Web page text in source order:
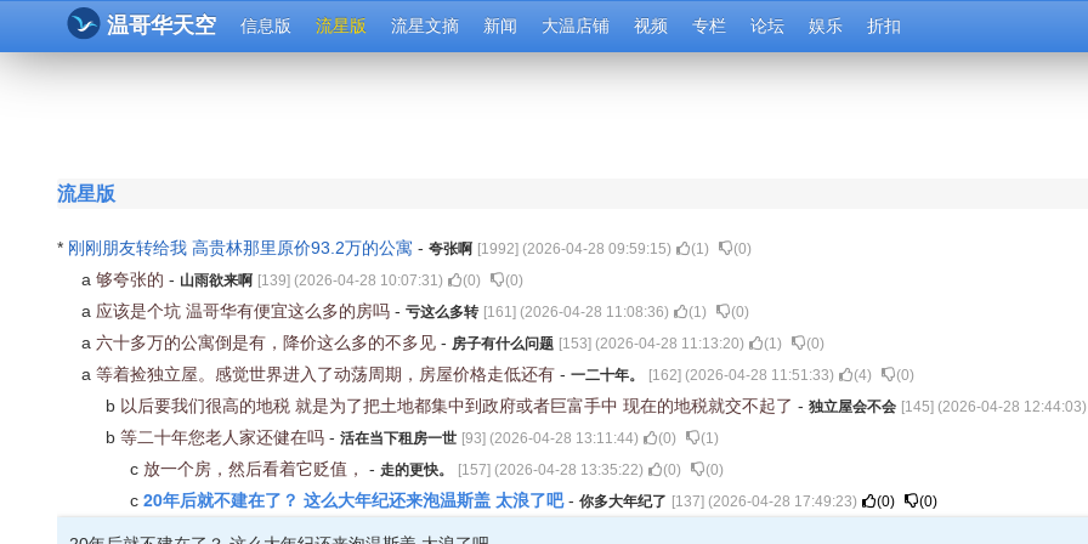
温哥华天空 信息版 流星版 流星文摘 新闻 大温店铺 视频 专栏 论坛 娱乐 折扣
流星版
* 刚刚朋友转给我 高贵林那里原价93.2万的公寓 - 夸张啊 [1992] (2026-04-28 09:59:15) (1) (0)
a 够夸张的 - 山雨欲来啊 [139] (2026-04-28 10:07:31) (0) (0)
a 应该是个坑 温哥华有便宜这么多的房吗 - 亏这么多转 [161] (2026-04-28 11:08:36) (1) (0)
a 六十多万的公寓倒是有，降价这么多的不多见 - 房子有什么问题 [153] (2026-04-28 11:13:20) (1) (0)
a 等着捡独立屋。感觉世界进入了动荡周期，房屋价格走低还有 - 一二十年。 [162] (2026-04-28 11:51:33) (4) (0)
b 以后要我们很高的地税 就是为了把土地都集中到政府或者巨富手中 现在的地税就交不起了 - 独立屋会不会 [145] (2026-04-28 12:44:03)
b 等二十年您老人家还健在吗 - 活在当下租房一世 [93] (2026-04-28 13:11:44) (0) (1)
c 放一个房，然后看着它贬值， - 走的更快。 [157] (2026-04-28 13:35:22) (0) (0)
c 20年后就不建在了？ 这么大年纪还来泡温斯盖 太浪了吧- 你多大年纪了 [137] (2026-04-28 17:49:23) (0) (0)